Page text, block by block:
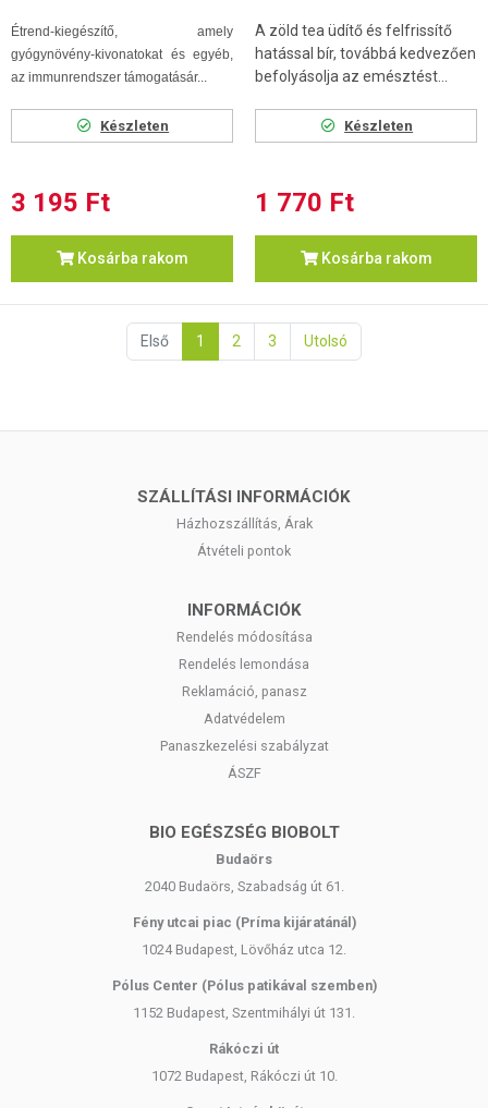
Étrend-kiegészítő, amely
gyógynövény-kivonatokat és egyéb,
az immunrendszer támogatásár...
Készleten
3 195 Ft
Kosárba rakom
A zöld tea üdítő és felfrissítő
hatással bír, továbbá kedvezően
befolyásolja az emésztést...
Készleten
1 770 Ft
Kosárba rakom
Első 1 2 3 Utolsó
SZÁLLÍTÁSI INFORMÁCIÓK
Házhozszállítás, Árak
Átvételi pontok
INFORMÁCIÓK
Rendelés módosítása
Rendelés lemondása
Reklamáció, panasz
Adatvédelem
Panaszkezelési szabályzat
ÁSZF
BIO EGÉSZSÉG BIOBOLT
Budaörs
2040 Budaörs, Szabadság út 61.
Fény utcai piac (Príma kijáratánál)
1024 Budapest, Lövőház utca 12.
Pólus Center (Pólus patikával szemben)
1152 Budapest, Szentmihályi út 131.
Rákóczi út
1072 Budapest, Rákóczi út 10.